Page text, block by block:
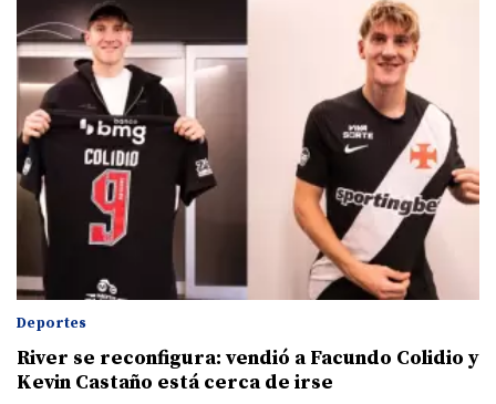
Deportes
River se reconfigura: vendió a Facundo Colidio y
Kevin Castaño está cerca de irse